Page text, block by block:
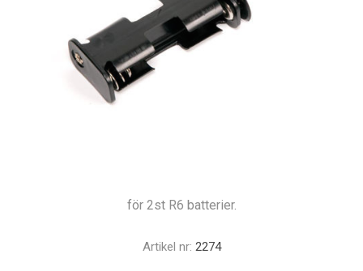
för 2st R6 batterier.
Artikel nr: 2274